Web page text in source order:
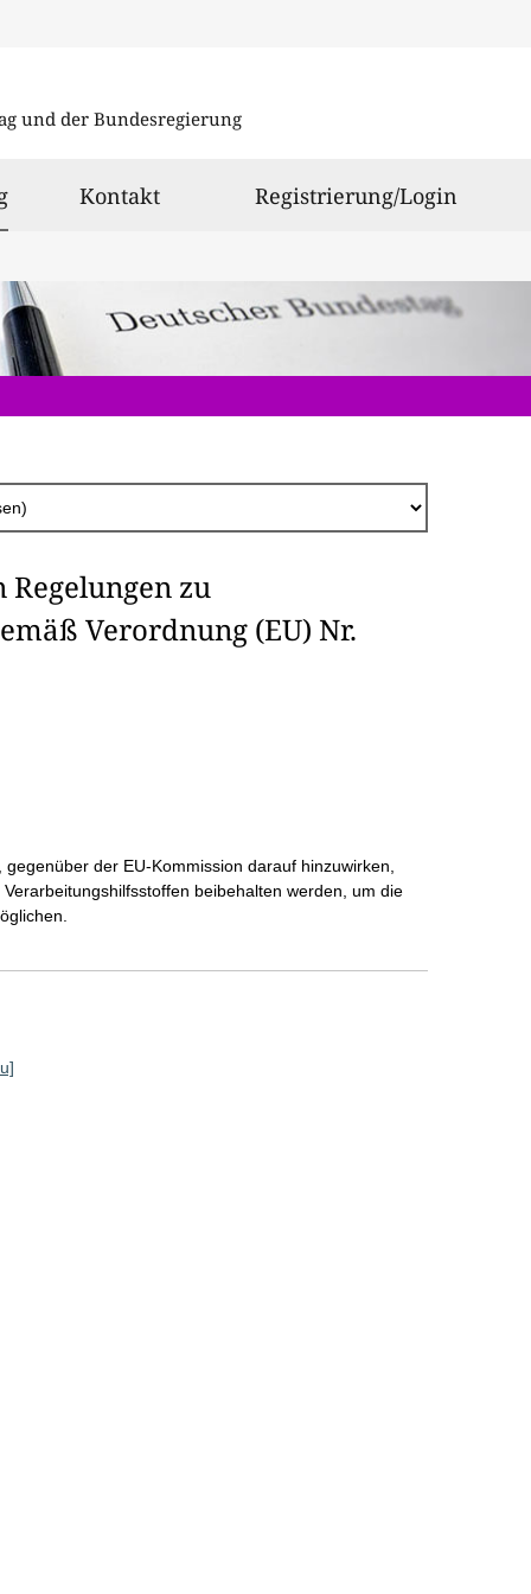
und der Bundesregierung
ausgewählt
Kontakt Registrierung/Login
zu
Verordnung (EU) Nr.
der EU-Kommission darauf hinzuwirken,
beibehalten werden, um die